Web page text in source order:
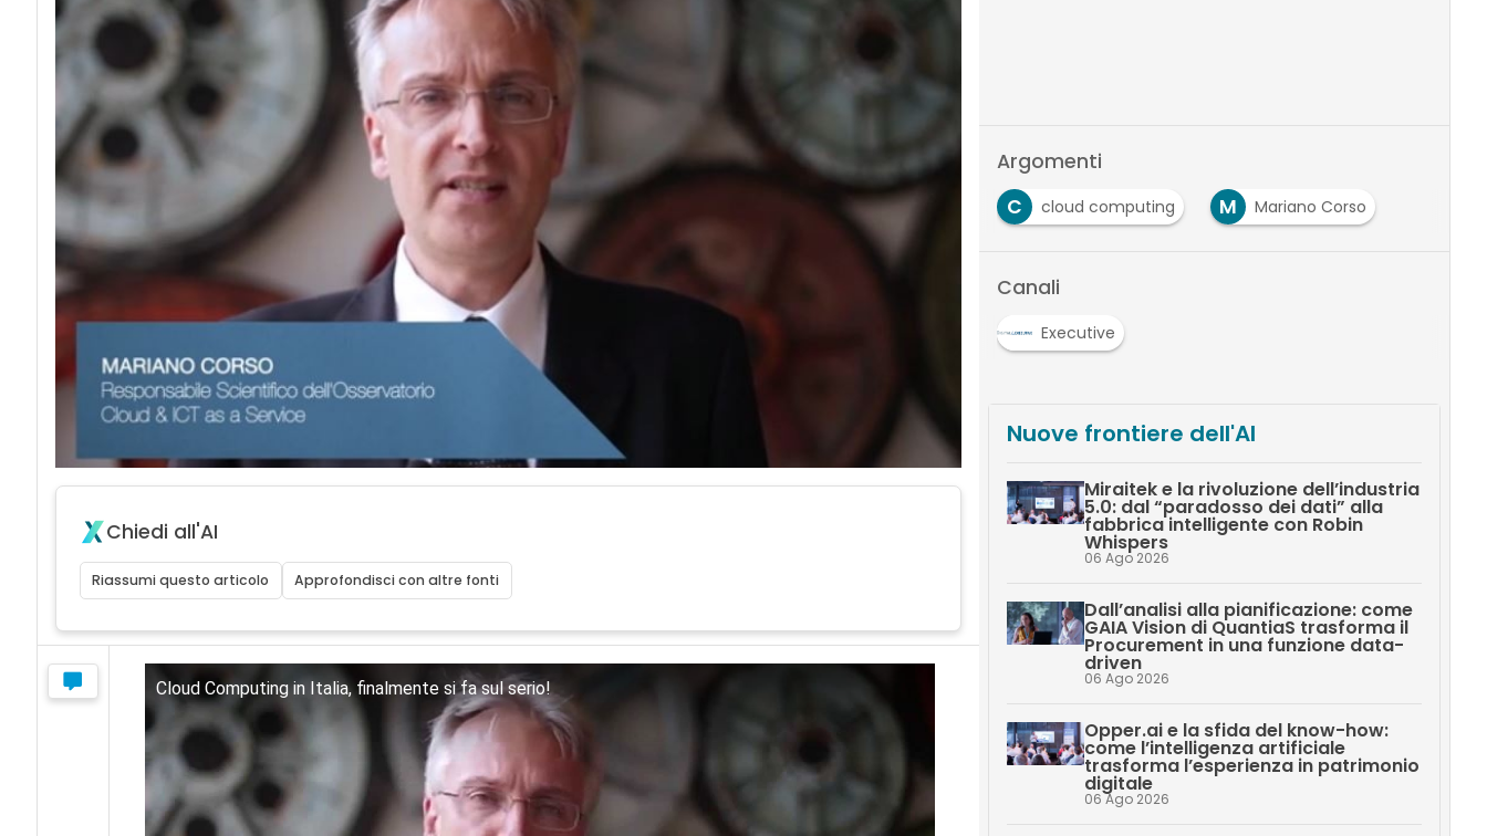
Chiedi all'AI
Riassumi questo articolo Approfondisci con altre fonti
Cloud Computing in Italia, finalmente si fa sul serio!
Argomenti
C
cloud computing M Mariano Corso
Canali
Executive
Nuove frontiere dell'AI
Miraitek e la rivoluzione dell’industria
5.0: dal “paradosso dei dati” alla
fabbrica intelligente con Robin
Whispers
06 Ago 2026
Dall’analisi alla pianificazione: come
GAIA Vision di QuantiaS trasforma il
Procurement in una funzione data-
driven
06 Ago 2026
Opper.ai e la sfida del know-how:
come l’intelligenza artificiale
trasforma l’esperienza in patrimonio
digitale
06 Ago 2026